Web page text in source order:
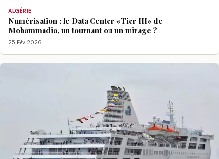
ALGÉRIE
Numérisation : le Data Center «Tier III» de
Mohammadia, un tournant ou un mirage ?
25 Fév 2026